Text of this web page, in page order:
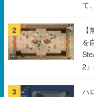
て
2
を
2
ン
3
ハ